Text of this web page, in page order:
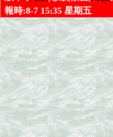
報時:8-7 15:35 星期五